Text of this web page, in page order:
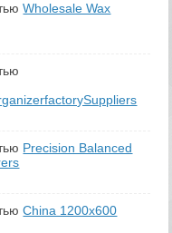
Wholesale Wax
Precision Balanced
China 1200x600